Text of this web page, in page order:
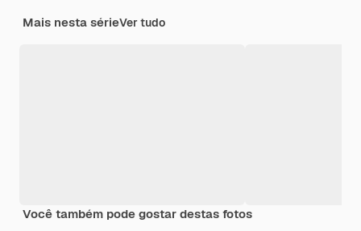
Mais nesta sérieVer tudo
Você também pode gostar destas fotos